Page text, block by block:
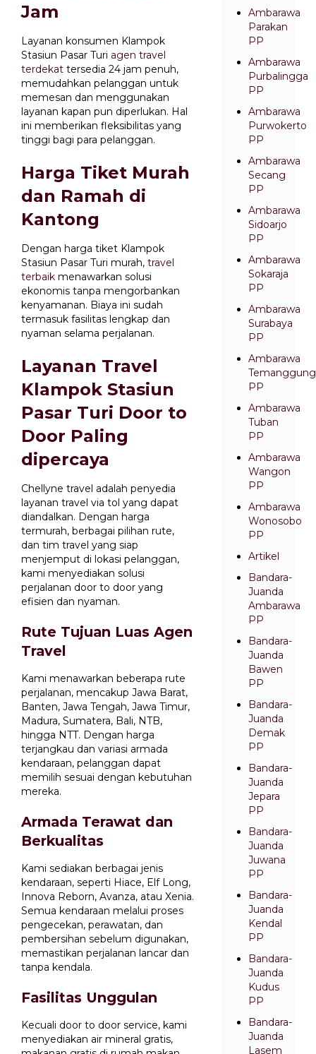
Jam
Layanan konsumen Klampok
Stasiun Pasar Turi agen travel
terdekat tersedia 24 jam penuh,
memudahkan pelanggan untuk
memesan dan menggunakan
layanan kapan pun diperlukan. Hal
ini memberikan fleksibilitas yang
tinggi bagi para pelanggan.
Harga Tiket Murah
dan Ramah di
Kantong
Dengan harga tiket Klampok
Stasiun Pasar Turi murah, travel
terbaik menawarkan solusi
ekonomis tanpa mengorbankan
kenyamanan. Biaya ini sudah
termasuk fasilitas lengkap dan
nyaman selama perjalanan.
Layanan Travel
Klampok Stasiun
Pasar Turi Door to
Door Paling
dipercaya
Chellyne travel adalah penyedia
layanan travel via tol yang dapat
diandalkan. Dengan harga
termurah, berbagai pilihan rute,
dan tim travel yang siap
menjemput di lokasi pelanggan,
kami menyediakan solusi
perjalanan door to door yang
efisien dan nyaman.
Rute Tujuan Luas Agen
Travel
Kami menawarkan beberapa rute
perjalanan, mencakup Jawa Barat,
Banten, Jawa Tengah, Jawa Timur,
Madura, Sumatera, Bali, NTB,
hingga NTT. Dengan harga
terjangkau dan variasi armada
kendaraan, pelanggan dapat
memilih sesuai dengan kebutuhan
mereka.
Armada Terawat dan
Berkualitas
Kami sediakan berbagai jenis
kendaraan, seperti Hiace, Elf Long,
Innova Reborn, Avanza, atau Xenia.
Semua kendaraan melalui proses
pengecekan, perawatan, dan
pembersihan sebelum digunakan,
memastikan perjalanan lancar dan
tanpa kendala.
Fasilitas Unggulan
Kecuali door to door service, kami
menyediakan air mineral gratis,
Ambarawa
Parakan
PP
Ambarawa
Purbalingga
PP
Ambarawa
Purwokerto
PP
Ambarawa
Secang
PP
Ambarawa
Sidoarjo
PP
Ambarawa
Sokaraja
PP
Ambarawa
Surabaya
PP
Ambarawa
Temanggung
PP
Ambarawa
Tuban
PP
Ambarawa
Wangon
PP
Ambarawa
Wonosobo
PP
Artikel
Bandara-
Juanda
Ambarawa
PP
Bandara-
Juanda
Bawen
PP
Bandara-
Juanda
Demak
PP
Bandara-
Juanda
Jepara
PP
Bandara-
Juanda
Juwana
PP
Bandara-
Juanda
Kendal
PP
Bandara-
Juanda
Kudus
PP
Bandara-
Juanda
Lasem